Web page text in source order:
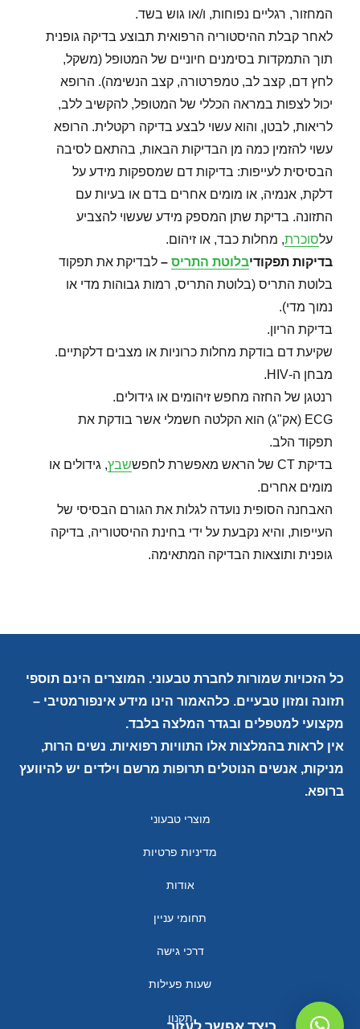
המחזור, רגליים נפוחות, ו/או גוש בשד.
לאחר קבלת ההיסטוריה הרפואית תבוצע בדיקה גופנית
תוך התמקדות בסימנים חיוניים של המטופל (משקל,
לחץ דם, קצב לב, טמפרטורה, קצב הנשימה). הרופא
יכול לצפות במראה הכללי של המטופל, להקשיב ללב,
לריאות, לבטן, והוא עשוי לבצע בדיקה רקטלית. הרופא
עשוי להזמין כמה מן הבדיקות הבאות, בהתאם לסיבה
הבסיסית לעייפות: בדיקות דם שמספקות מידע על
דלקת, אנמיה, או מומים אחרים בדם או בעיות עם
התזונה. בדיקת שתן המספק מידע שעשוי להצביע
עלסוכרת, מחלות כבד, או זיהום.
בדיקות תפקודיבלוטת התריס – לבדיקת את תפקוד
בלוטת התריס (בלוטת התריס, רמות גבוהות מדי או
נמוך מדי).
בדיקת הריון.
שקיעת דם בודקת מחלות כרוניות או מצבים דלקתיים.
מבחן ה-HIV.
רנטגן של החזה מחפש זיהומים או גידולים.
ECG (אק"ג) הוא הקלטה חשמלי אשר בודקת את
תפקוד הלב.
בדיקת CT של הראש מאפשרת לחפש
שבץ, גידולים או
מומים אחרים.
האבחנה הסופית נועדה לגלות את הגורם הבסיסי של
העייפות, והיא נקבעת על ידי בחינת ההיסטוריה, בדיקה
גופנית ותוצאות הבדיקה המתאימה.
כל הזכויות שמורות לחברת טבעוני. המוצרים הינם תוספי
תזונה ומזון טבעיים. כלהאמור הינו מידע אינפורמטיבי –
מקצועי למטפלים ובגדר המלצה בלבד.
אין לראות בהמלצות אלו התוויות רפואיות. נשים הרות,
מניקות, אנשים הנוטלים תרופות מרשם וילדים יש להיוועץ
ברופא.
מוצרי טבעוני
מדיניות פרטיות
אודות
תחומי עניין
דרכי גישה
שעות פעילות
תקנון